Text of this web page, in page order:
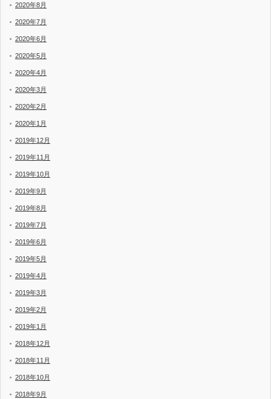
2020年8月
2020年7月
2020年6月
2020年5月
2020年4月
2020年3月
2020年2月
2020年1月
2019年12月
2019年11月
2019年10月
2019年9月
2019年8月
2019年7月
2019年6月
2019年5月
2019年4月
2019年3月
2019年2月
2019年1月
2018年12月
2018年11月
2018年10月
2018年9月